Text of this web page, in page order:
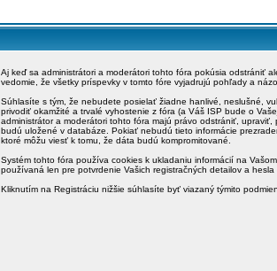
Aj keď sa administrátori a moderátori tohto fóra pokúsia odstrániť
vedomie, že všetky príspevky v tomto fóre vyjadrujú pohľady a
Súhlasíte s tým, že nebudete posielať žiadne hanlivé, neslušné,
privodiť okamžité a trvalé vyhostenie z fóra (a Váš ISP bude o
administrátor a moderátori tohto fóra majú právo odstrániť,
budú uložené v databáze. Pokiať nebudú tieto informácie
ktoré môžu viesť k tomu, že dáta budú kompromitované.
Systém tohto fóra používa cookies k ukladaniu informácií na
používaná len pre potvrdenie Vašich registračných detailov a
Kliknutím na Registráciu nižšie súhlasíte byť viazaný týmito